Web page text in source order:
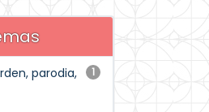
1
parodia,